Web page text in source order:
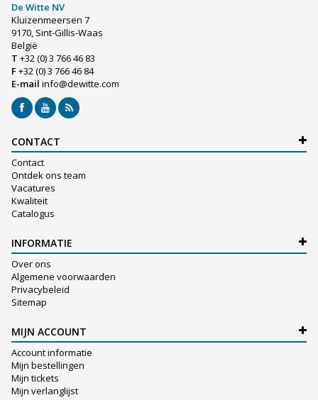
De Witte NV
Kluizenmeersen 7
9170, Sint-Gillis-Waas
België
T +32 (0) 3 766 46 83
F+32 (0) 3 766 46 84
E-mail info@dewitte.com
CONTACT
Contact
Ontdek ons team
Vacatures
Kwaliteit
Catalogus
INFORMATIE
Over ons
Algemene voorwaarden
Privacybeleid
Sitemap
MIJN ACCOUNT
Account informatie
Mijn bestellingen
Mijn tickets
Mijn verlanglijst